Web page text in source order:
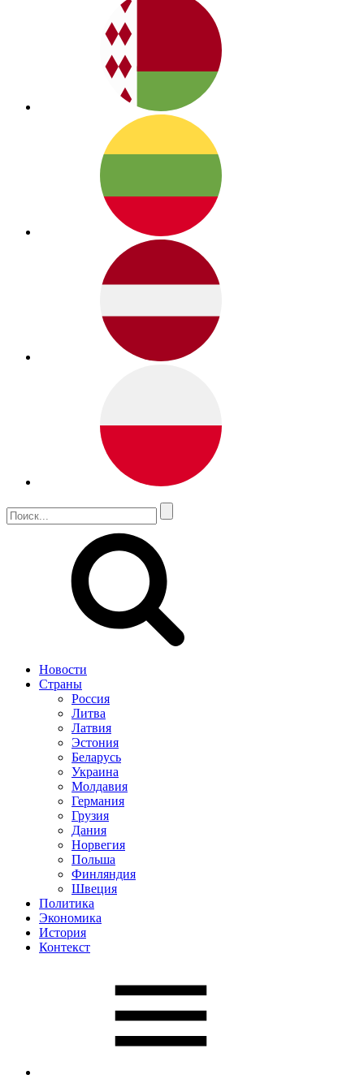
Новости
Страны
Россия
Литва
Латвия
Эстония
Беларусь
Украина
Молдавия
Германия
Грузия
Дания
Норвегия
Польша
Финляндия
Швеция
Политика
Экономика
История
Контекст